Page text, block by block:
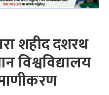
शहीद दशरथ
विश्वविद्यालय